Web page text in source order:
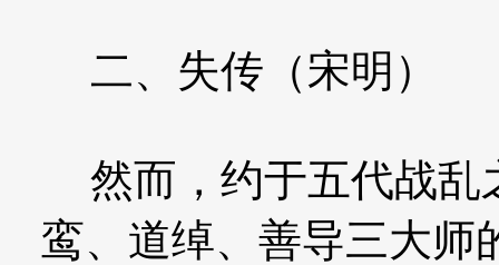
二、失传（宋明）
然而，约于五代战乱
鸾、道绰、善导三大师